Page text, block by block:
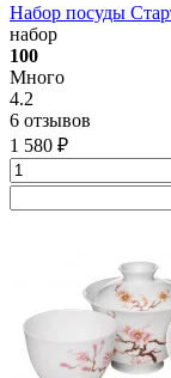
Набор посуды
набор
100
Много
4.2
6 отзывов
1 580 ₽